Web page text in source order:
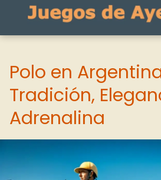
Polo en
Tradición,
Adrenalina